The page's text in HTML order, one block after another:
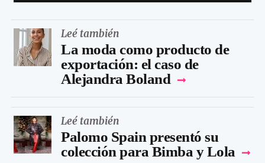
Leé también
La moda como producto de
exportación: el caso de
Alejandra Boland
Leé también
Palomo Spain presentó su
colección para Bimba y Lola